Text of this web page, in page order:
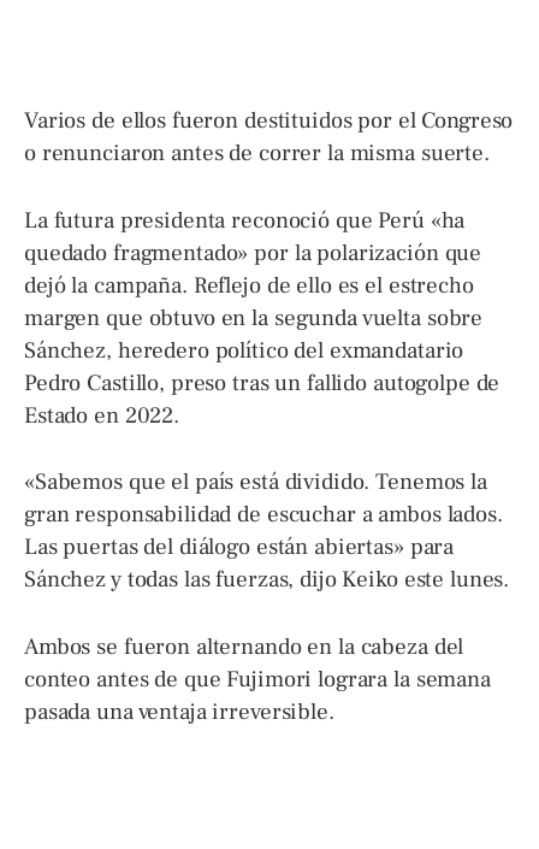
Varios de ellos fueron destituidos por el Congreso
o renunciaron antes de correr la misma suerte.
La futura presidenta reconoció que Perú «ha
quedado fragmentado» por la polarización que
dejó la campaña. Reflejo de ello es el estrecho
margen que obtuvo en la segunda vuelta sobre
Sánchez, heredero político del exmandatario
Pedro Castillo, preso tras un fallido autogolpe de
Estado en 2022.
«Sabemos que el país está dividido. Tenemos la
gran responsabilidad de escuchar a ambos lados.
Las puertas del diálogo están abiertas» para
Sánchez y todas las fuerzas, dijo Keiko este lunes.
Ambos se fueron alternando en la cabeza del
conteo antes de que Fujimori lograra la semana
pasada una ventaja irreversible.